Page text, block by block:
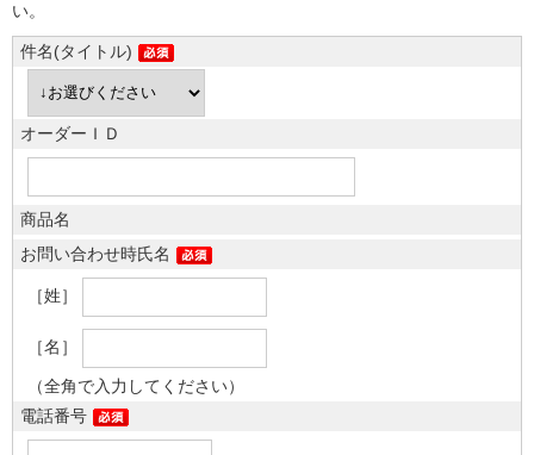
い。
件名(タイトル)
オーダーＩＤ
商品名
お問い合わせ時氏名
［姓］
［名］
（全角で入力してください）
電話番号